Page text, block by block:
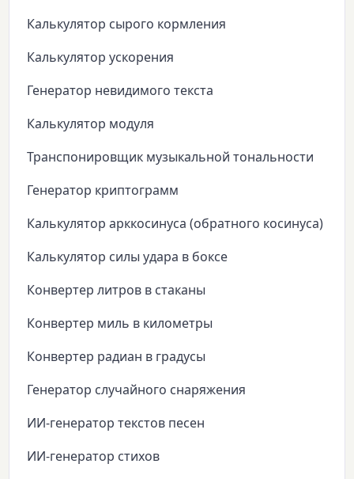
Калькулятор сырого кормления
Калькулятор ускорения
Генератор невидимого текста
Калькулятор модуля
Транспонировщик музыкальной тональности
Генератор криптограмм
Калькулятор арккосинуса (обратного косинуса)
Калькулятор силы удара в боксе
Конвертер литров в стаканы
Конвертер миль в километры
Конвертер радиан в градусы
Генератор случайного снаряжения
ИИ-генератор текстов песен
ИИ-генератор стихов